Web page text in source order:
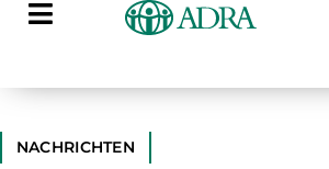
NACHRICHTEN